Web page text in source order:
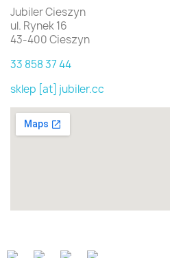
Jubiler Cieszyn
ul. Rynek 16
43-400 Cieszyn
33 858 37 44
sklep [at] jubiler.cc